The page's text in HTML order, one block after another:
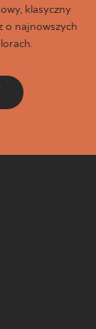
klasyczny
o najnowszych